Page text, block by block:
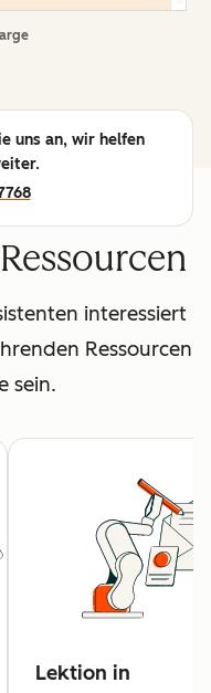
uns an, wir helfen
interessiert
Ressourcen
sein.
Lektion in